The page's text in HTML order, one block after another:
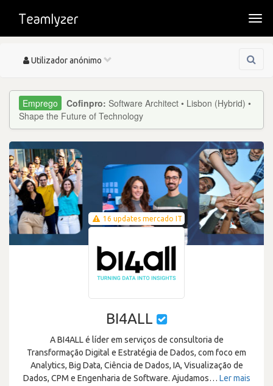
Toggle
Utilizador anónimo
Cofinpro: Software Architect • Lisbon (Hybrid) •
Shape the Future of Technology
16 updates mercado IT
BI4ALL
A BI4ALL é líder em serviços de consultoria de
Transformação Digital e Estratégia de Dados, com foco em
Analytics, Big Data, Ciência de Dados, IA, Visualização de
Dados, CPM e Engenharia de Software. Ajudamos… Ler mais